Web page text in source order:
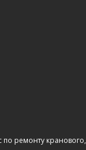
по ремонту кранового,